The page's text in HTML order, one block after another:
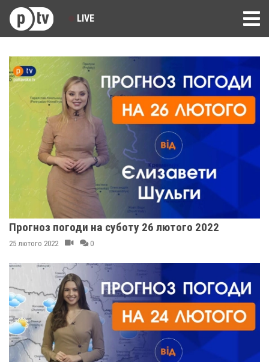
LIVE
Прогноз погоди на суботу 26 лютого 2022
25 лютого 2022 0